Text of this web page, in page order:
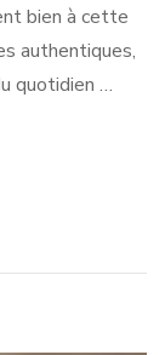
bien à cette
authentiques,
quotidien …